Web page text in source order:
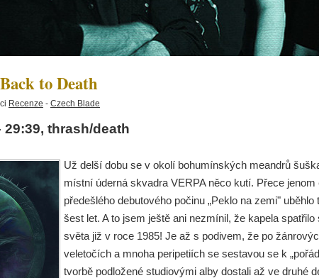
to Death
Recenze - Czech Blade
29:39, thrash/death
Už delší dobu se v okolí bohumínských meandrů
místní úderná skvadra VERPA něco kutí. Přece jenom
předešlého debutového počinu „Peklo na zemi" uběhlo
šest let. A to jsem ještě ani nezmínil, že kapela spatřilo
světa již v roce 1985! Je až s podivem, že po
veletočích a mnoha peripetiích se sestavou se k
tvorbě podložené studiovými alby dostali až ve druhé